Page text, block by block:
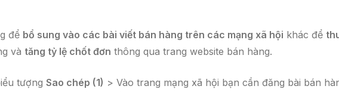
để bổ sung vào các bài viết bán hàng trên các mạng xã hội khác để
và tăng tỷ lệ chốt đơn thông qua trang website bán hàng.
tượng Sao chép (1) > Vào trang mạng xã hội bạn cần đăng bài bán